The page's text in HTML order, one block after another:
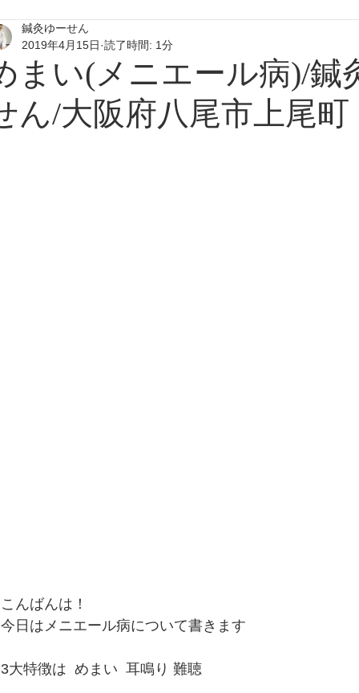
東洋思想
血圧の症状 頭部の症状 頭痛 夜間尿 小
まい(メニエール病)/鍼
ん/大阪府八尾市上尾町
鍼灸ゆーせん
2019年4月15日 読了時間: 1分
こんばんは！
今日はメニエール病について書きます
3大特徴は  めまい  耳鳴り 難聴